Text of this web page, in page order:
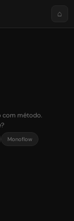
⌂
com método.
Monoflow